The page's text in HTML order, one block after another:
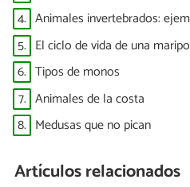
4. Animales invertebrados:
5. El ciclo de vida de una
6. Tipos de monos
7. Animales de la costa
8. Medusas que no pican
Artículos relacionados